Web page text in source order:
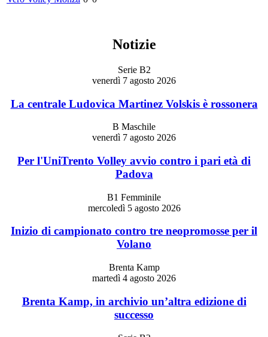
Notizie
Serie B2
venerdì 7 agosto 2026
La centrale Ludovica Martinez Volskis è rossonera
B Maschile
venerdì 7 agosto 2026
Per l'UniTrento Volley avvio contro i pari età di
Padova
B1 Femminile
mercoledì 5 agosto 2026
Inizio di campionato contro tre neopromosse per il
Volano
Brenta Kamp
martedì 4 agosto 2026
Brenta Kamp, in archivio un’altra edizione di
successo